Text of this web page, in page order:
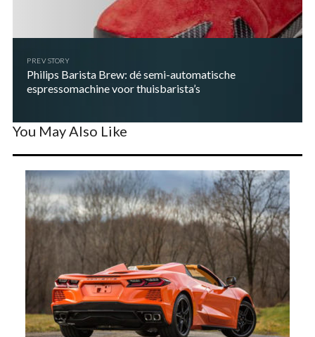
PREV STORY
Philips Barista Brew: dé semi-automatische
espressomachine voor thuisbarista’s
You May Also Like